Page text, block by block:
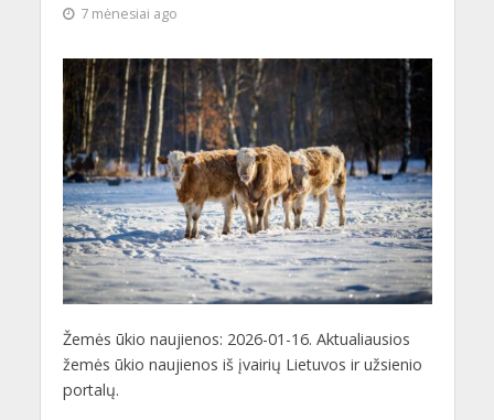
7 mėnesiai ago
Žemės ūkio naujienos: 2026-01-16. Aktualiausios
žemės ūkio naujienos iš įvairių Lietuvos ir užsienio
portalų.